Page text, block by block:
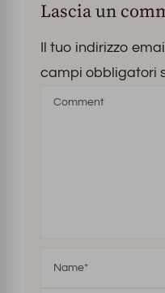
Lascia un
Il tuo indirizzo
campi obbligatori